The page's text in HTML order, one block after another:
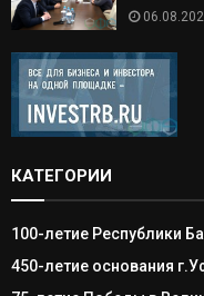
КАТЕГОРИИ
100-летие Республики
450-летие основания